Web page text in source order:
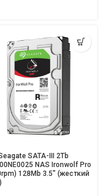
SATA-III 2Tb
NAS Ironwolf Pro
128Mb 3.5″ (жесткий